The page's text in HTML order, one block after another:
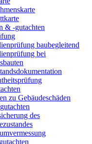
& -gutachten
baubegleitend
bei
zu Gebäudeschäden
des